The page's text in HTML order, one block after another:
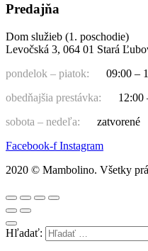
Predajňa
Dom služieb (1. poschodie)
Levočská 3, 064 01 Stará
pondelok – piatok:
09:00 –
obedňajšia prestávka:
12:00
sobota – nedeľa:
zatvorené
Facebook-f Instagram
2020 © Mambolino. Všetky
Hľadať: